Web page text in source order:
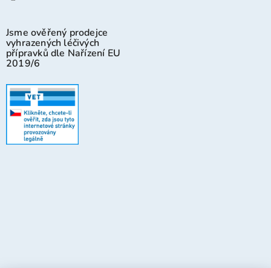
Jsme ověřený prodejce
vyhrazených léčivých
přípravků dle Nařízení EU
2019/6